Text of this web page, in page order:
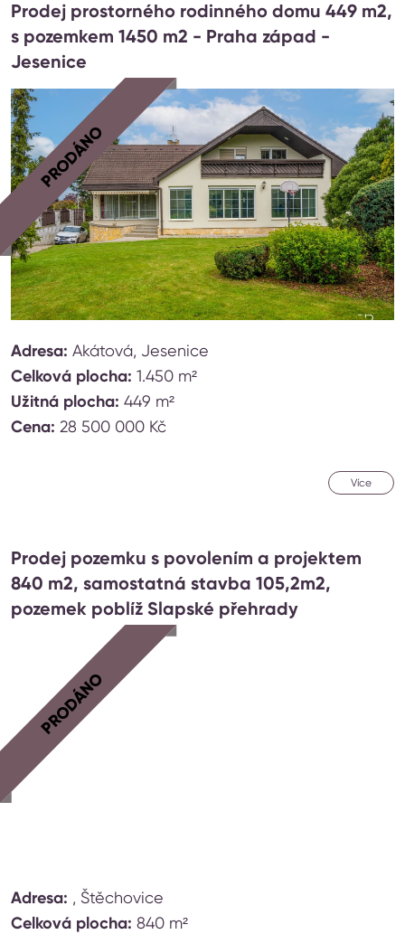
Prodej prostorného rodinného domu 449 m2,
s pozemkem 1450 m2 - Praha západ -
Jesenice
PRODÁNO
Adresa: Akátová, Jesenice
Celková plocha: 1.450 m²
Užitná plocha: 449 m²
Cena: 28 500 000 Kč
Více
Prodej pozemku s povolením a projektem
840 m2, samostatná stavba 105,2m2,
pozemek poblíž Slapské přehrady
PRODÁNO
Adresa: , Štěchovice
Celková plocha: 840 m²